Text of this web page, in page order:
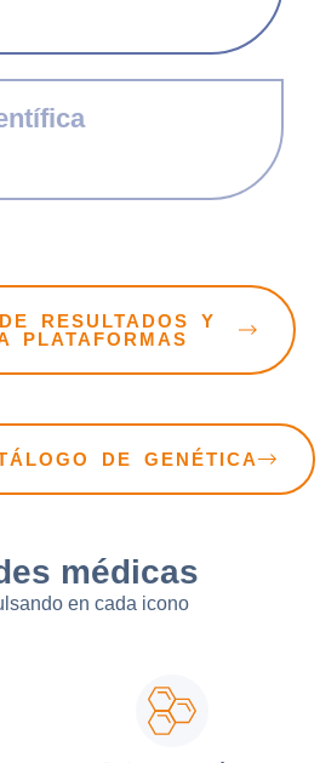
RESULTADOS Y
PLATAFORMAS
DE GENÉTICA
médicas
en cada icono